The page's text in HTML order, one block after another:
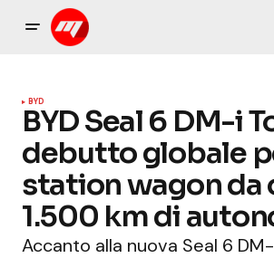
BYD
BYD Seal 6 DM-i
debutto globale
station wagon da
1.500 km di
Accanto alla nuova Seal 6